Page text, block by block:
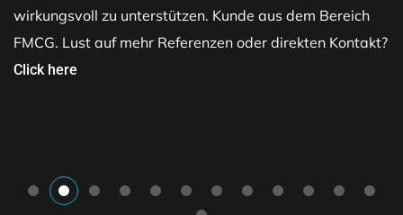
wirkungsvoll zu unterstützen. Kunde aus dem Bereich
FMCG. Lust auf mehr Referenzen oder direkten Kontakt?
Click here